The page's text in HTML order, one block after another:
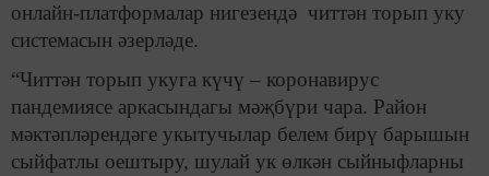
онлайн-платформалар нигезендә читтән торып уку
системасын әзерләде.
“Читтән торып укуга күчү – коронавирус
пандемиясе аркасындагы мәҗбүри чара. Район
мәктәпләрендәге укытучылар белем бирү барышын
сыйфатлы оештыру, шулай ук өлкән сыйныфларны